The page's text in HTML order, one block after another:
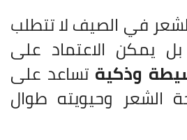
في الصيف لا تتطلب
يمكن الاعتماد على
وذكية تساعد على
الشعر وحيويته طوال